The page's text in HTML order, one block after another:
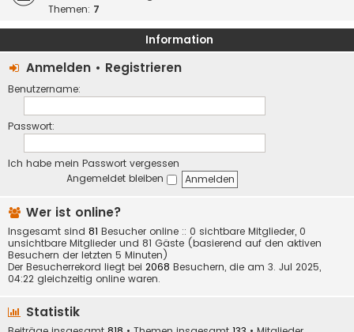
Themen: 7
Information
Anmelden • Registrieren
Benutzername:
Passwort:
Ich habe mein Passwort vergessen
Angemeldet bleiben
Wer ist online?
Insgesamt sind 81 Besucher online :: 0 sichtbare Mitglieder, 0
unsichtbare Mitglieder und 81 Gäste (basierend auf den aktiven
Besuchern der letzten 5 Minuten)
Der Besucherrekord liegt bei 2068 Besuchern, die am 3. Jul 2025,
04:22 gleichzeitig online waren.
Statistik